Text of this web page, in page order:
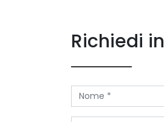
Richiedi